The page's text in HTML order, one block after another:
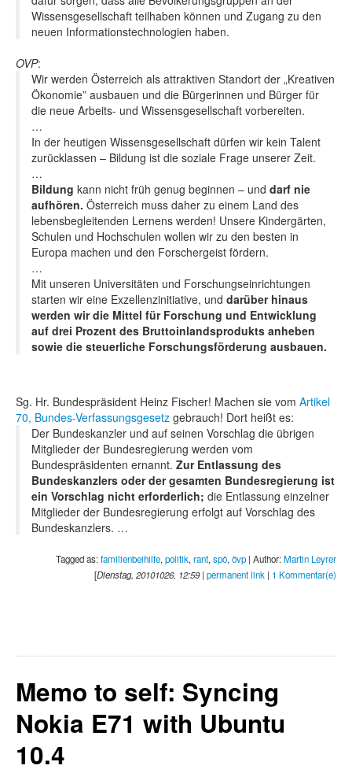
Wissensgesellschaft teilhaben können und Zugang zu den
neuen Informationstechnologien haben.
OVP:
Wir werden Österreich als attraktiven Standort der „Kreativen
Ökonomie” ausbauen und die Bürgerinnen und Bürger für
die neue Arbeits- und Wissensgesellschaft vorbereiten.
…
In der heutigen Wissensgesellschaft dürfen wir kein Talent
zurücklassen – Bildung ist die soziale Frage unserer Zeit.
…
Bildung kann nicht früh genug beginnen – und darf nie
aufhören. Österreich muss daher zu einem Land des
lebensbegleitenden Lernens werden! Unsere Kindergärten,
Schulen und Hochschulen wollen wir zu den besten in
Europa machen und den Forschergeist fördern.
…
Mit unseren Universitäten und Forschungseinrichtungen
starten wir eine Exzellenzinitiative, und darüber hinaus
werden wir die Mittel für Forschung und Entwicklung
auf drei Prozent des Bruttoinlandsprodukts anheben
sowie die steuerliche Forschungsförderung ausbauen.
Sg. Hr. Bundespräsident Heinz Fischer! Machen sie vom Artikel
70, Bundes-Verfassungsgesetz gebrauch! Dort heißt es:
Der Bundeskanzler und auf seinen Vorschlag die übrigen
Mitglieder der Bundesregierung werden vom
Bundespräsidenten ernannt. Zur Entlassung des
Bundeskanzlers oder der gesamten Bundesregierung ist
ein Vorschlag nicht erforderlich; die Entlassung einzelner
Mitglieder der Bundesregierung erfolgt auf Vorschlag des
Bundeskanzlers. …
Tagged as:familienbeihilfe, politik, rant, spö, övp | Author:Martin Leyrer
[Dienstag, 20101026, 12:59| permanent link | 1 Kommentar(e)
Memo to self: Syncing
Nokia E71 with Ubuntu
10.4